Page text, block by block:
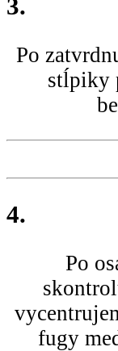
3.
Po
stĺpiky
4.
Po
fugy